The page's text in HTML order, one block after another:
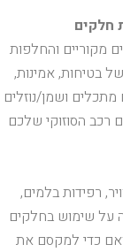
חלקים
מקוריים והחלפות
בטיחות, אמינות,
ושמן/נוזלים
רכב הסוזוקי שלכם
רפידות בלמים,
על שימוש בחלקים
כדי למקסם את